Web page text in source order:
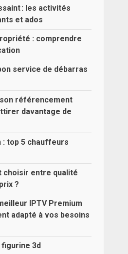
: les activités
et ados
: comprendre
service de débarras
référencement
davantage de
top 5 chauffeurs
choisir entre qualité
?
IPTV Premium
adapté à vos besoins
figurine 3d